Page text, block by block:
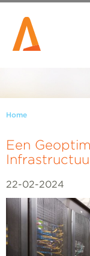
Home
Een
22-02-2024